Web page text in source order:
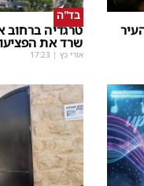
בד"ה
טרגדיה ברחוב
שרד את
אורי כץ |
17:23